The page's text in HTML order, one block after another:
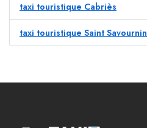
taxi touristique Cabriès
taxi touristique Saint Savournin